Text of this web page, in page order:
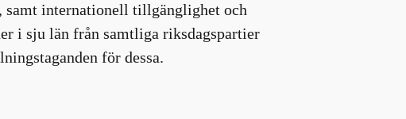
internationell tillgänglighet och
i sju län från samtliga riksdagspartier
för dessa.